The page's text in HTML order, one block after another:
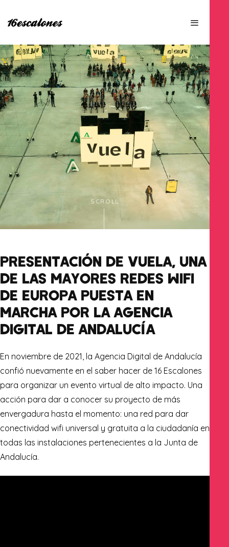
SCROLL
PRESENTACIÓN DE VUELA, UNA
DE LAS MAYORES REDES WIFI
DE EUROPA PUESTA EN
MARCHA POR LA AGENCIA
DIGITAL DE ANDALUCÍA
En noviembre de 2021, la Agencia Digital de Andalucía
confió nuevamente en el saber hacer de 16 Escalones
para organizar un evento virtual de alto impacto. Una
acción para dar a conocer su proyecto de más
envergadura hasta el momento: una red para dar
conectividad wifi universal y gratuita a la ciudadanía en
todas las instalaciones pertenecientes a la Junta de
Andalucía.